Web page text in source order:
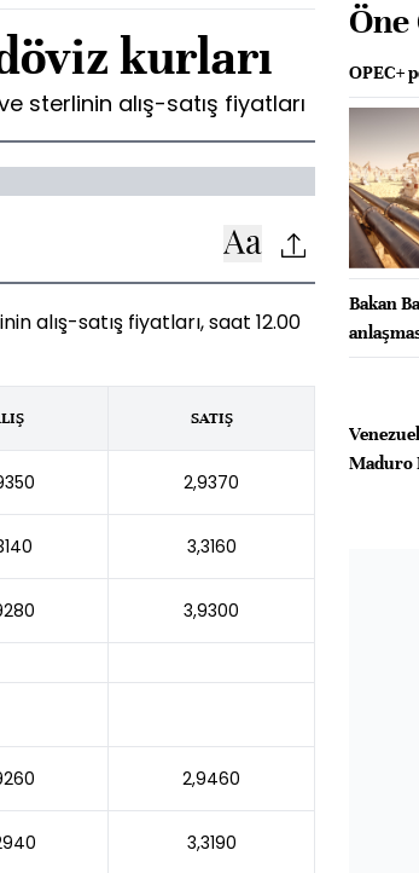
kurları
sterlinin alış-satış fiyatları
alış-satış fiyatları, saat 12.00
SATIŞ
2,9370
3,3160
3,9300
2,9460
3,3190
Öne
OPEC+
Bakan
Maduro